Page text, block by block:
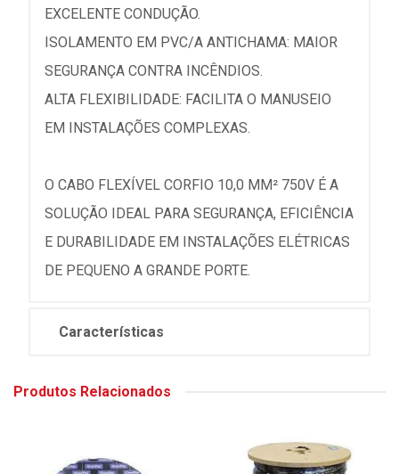
EXCELENTE CONDUÇÃO.
ISOLAMENTO EM PVC/A ANTICHAMA: MAIOR
SEGURANÇA CONTRA INCÊNDIOS.
ALTA FLEXIBILIDADE: FACILITA O MANUSEIO
EM INSTALAÇÕES COMPLEXAS.
O CABO FLEXÍVEL CORFIO 10,0 MM² 750V É A
SOLUÇÃO IDEAL PARA SEGURANÇA, EFICIÊNCIA
E DURABILIDADE EM INSTALAÇÕES ELÉTRICAS
DE PEQUENO A GRANDE PORTE.
Características
Produtos Relacionados